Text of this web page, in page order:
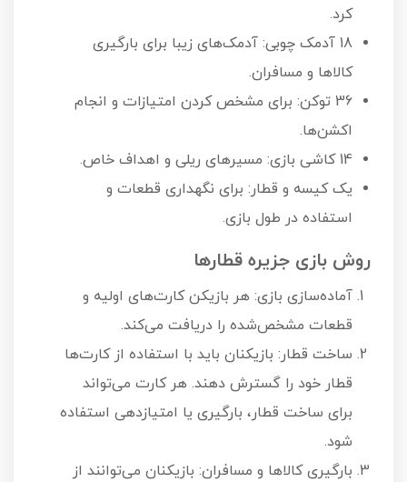
کرد.
18 آدمک چوبی: آدمک‌های زیبا برای بارگیری
کالاها و مسافران.
36 توکن: برای مشخص کردن امتیازات و انجام
اکشن‌ها.
14 کاشی بازی: مسیرهای ریلی و اهداف خاص.
یک کیسه و قطار: برای نگهداری قطعات و
استفاده در طول بازی.
روش بازی جزیره قطارها
آماده‌سازی بازی: هر بازیکن کارت‌های اولیه و
قطعات مشخص‌شده را دریافت می‌کند.
ساخت قطار: بازیکنان باید با استفاده از کارت‌ها
قطار خود را گسترش دهند. هر کارت می‌تواند
برای ساخت قطار، بارگیری یا امتیازدهی استفاده
شود.
بارگیری کالاها و مسافران: بازیکنان می‌توانند از